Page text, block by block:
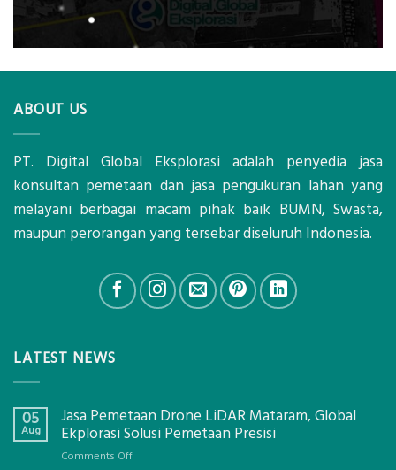
ABOUT US
PT. Digital Global Eksplorasi adalah penyedia jasa
konsultan pemetaan dan jasa pengukuran lahan yang
melayani berbagai macam pihak baik BUMN, Swasta,
maupun perorangan yang tersebar diseluruh Indonesia.
LATEST NEWS
05
Aug
Jasa Pemetaan Drone LiDAR Mataram, Global
Ekplorasi Solusi Pemetaan Presisi
Comments Offon